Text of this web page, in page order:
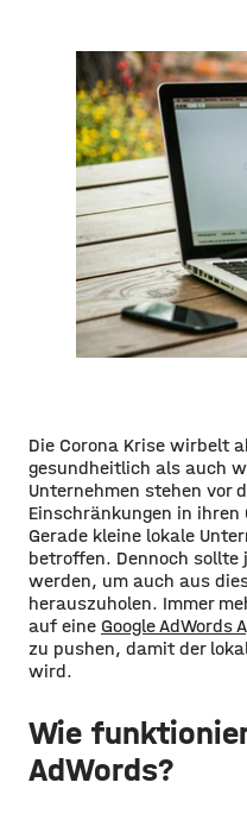
Die Corona Krise wirbelt
gesundheitlich als auch
Unternehmen stehen vor
Einschränkungen in
Gerade kleine lokale
betroffen. Dennoch sollte
werden, um auch aus
herauszuholen. Immer
auf eine Google AdWords
zu pushen, damit der
wird.
Wie
AdWords?